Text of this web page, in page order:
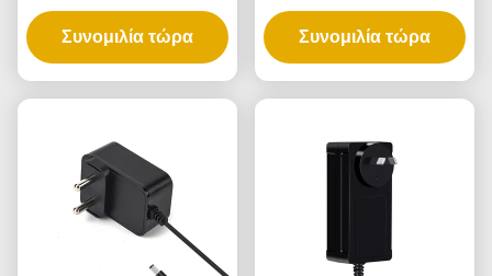
3ετή εγγύηση και
πολλαπλές προστασίες
Συνομιλία τώρα
ρεύματος τοίχου UL με
έξοδο 5V 12V 24V και
ισχύ 12W 24W για
Συνομιλία τώρα